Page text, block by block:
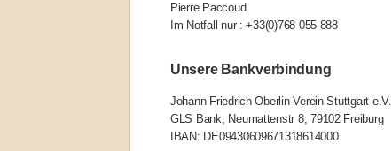
Pierre Paccoud
Im Notfall nur : +33(0)768 055 888
Unsere Bankverbindung
Johann Friedrich Oberlin-Verein Stuttgart e.V.
GLS Bank, Neumattenstr 8, 79102 Freiburg
IBAN: DE09430609671318614000